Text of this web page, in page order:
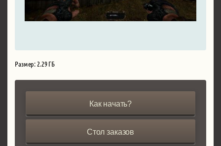
Размер: 2.29 ГБ
Как начать?
Стол заказов